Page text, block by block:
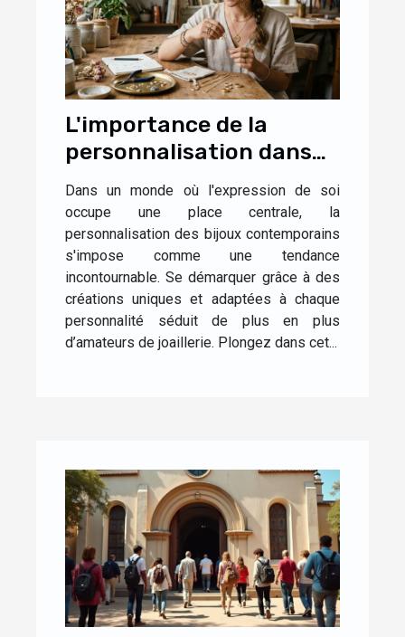
L'importance de la
personnalisation dans
les bijoux
contemporains
Dans un monde où l'expression de soi
occupe une place centrale, la
personnalisation des bijoux contemporains
s'impose comme une tendance
incontournable. Se démarquer grâce à des
créations uniques et adaptées à chaque
personnalité séduit de plus en plus
d’amateurs de joaillerie. Plongez dans cet...